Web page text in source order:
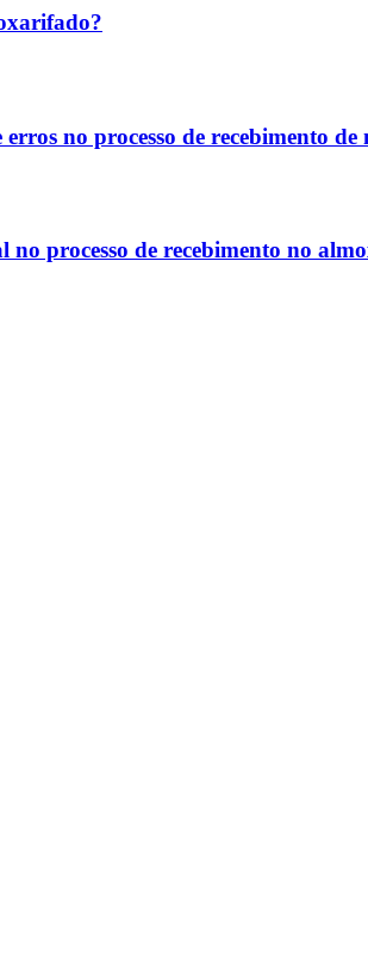
no processo de recebimento de
no processo de recebimento no